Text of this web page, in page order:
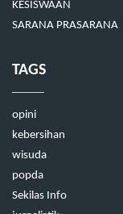
KESISWAAN
SARANA PRASARANA
TAGS
opini
kebersihan
wisuda
popda
Sekilas Info